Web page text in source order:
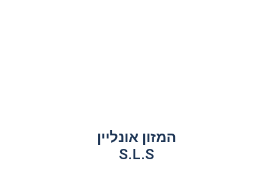
המזון אונליין
S.L.S